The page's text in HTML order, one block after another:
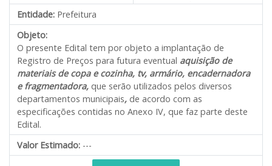
Entidade: Prefeitura
Objeto:
O presente Edital tem por objeto a implantação de
Registro de Preços para futura eventual aquisição de
materiais de copa e cozinha, tv, armário, encadernadora
e fragmentadora, que serão utilizados pelos diversos
departamentos municipais, de acordo com as
especificações contidas no Anexo IV, que faz parte deste
Edital.
Valor Estimado: ---